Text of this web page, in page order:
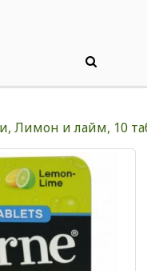
Лимон и лайм, 10